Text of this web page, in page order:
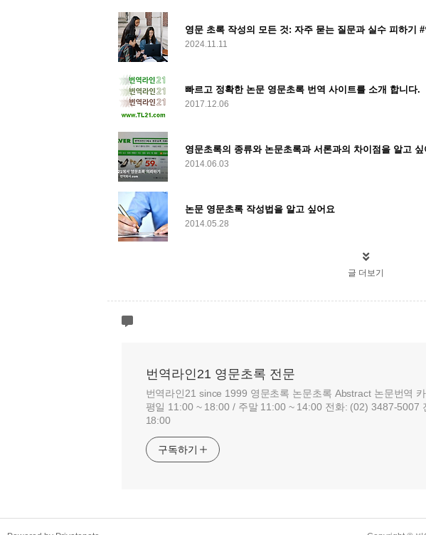
영문 초록 작성의 모든 것: 자주 묻는 질문과 실수 피하기
2024.11.11
빠르고 정확한 논문 영문초록 번역 사이트를 소개 합니다.
2017.12.06
영문초록의 종류와 논문초록과 서론과의 차이점을 알고 싶
2014.06.03
논문 영문초록 작성법을 알고 싶어요
2014.05.28
글 더보기
번역라인21 영문초록 전문
번역라인21 since 1999 영문초록 논문초록 Abstract 논문번역
평일 11:00 ~ 18:00 / 주말 11:00 ~ 14:00 전화: (02) 3487-5007
18:00
구독하기